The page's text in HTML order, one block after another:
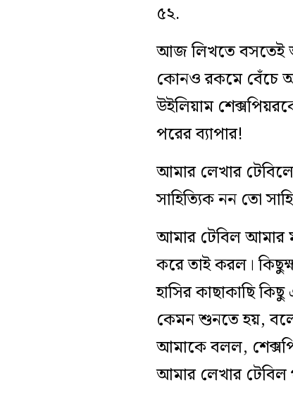
৫২.
আজ লিখতে বসতেই
কোনও রকমে বেঁচে
উইলিয়াম
পরের ব্যাপার!
আমার লেখার
সাহিত্যিক নন তো
আমার টেবিল আমার
করে তাই করল।
হাসির কাছাকাছি
কেমন শুনতে হয়, বলে
আমাকে বলল,
আমার লেখার টেবিল